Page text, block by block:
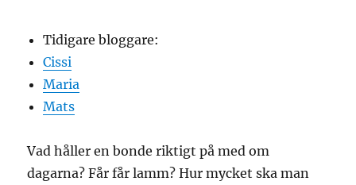
Tidigare bloggare:
Cissi
Maria
Mats
Vad håller en bonde riktigt på med om
dagarna? Får får lamm? Hur mycket ska man